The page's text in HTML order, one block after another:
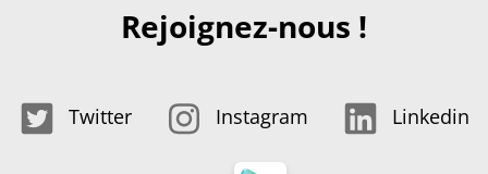
Rejoignez-nous !
Twitter Instagram Linkedin